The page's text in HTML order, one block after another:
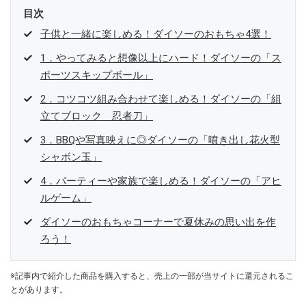
目次
子供と一緒に楽しめる！ダイソーのおもちゃ4選！
1．やってみると想像以上にハード！ダイソーの「ス
ポーツスキップボール」
2．コツコツ組み合わせて楽しめる！ダイソーの「組
立てブロック 忍者刀」
3．BBQや写真映えに◎ダイソーの「噴き出し花火型
シャボン玉」
4．パーティーや家族で楽しめる！ダイソーの「アヒ
ルゲーム」
ダイソーのおもちゃコーナーで夏休みの思い出を作
ろう！
※記事内で紹介した商品を購入すると、売上の一部が当サイトに還元されるこ
とがあります。